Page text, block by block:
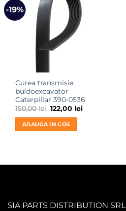
-19%
Curea transmisie
buldoexcavator
Caterpillar 390-0536
150,00lei Prețul
inițial
a
fost:
150,00 lei.
122,00 leiPrețul
ADAUGA IN COS
SIA PARTS DISTRIBUTION SRL